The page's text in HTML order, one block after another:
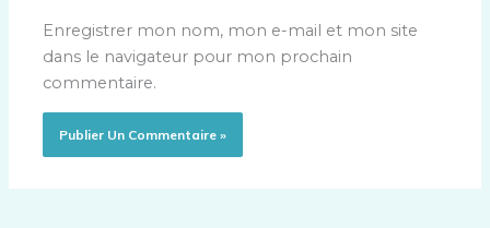
Enregistrer mon nom, mon e-mail et mon site
dans le navigateur pour mon prochain
commentaire.